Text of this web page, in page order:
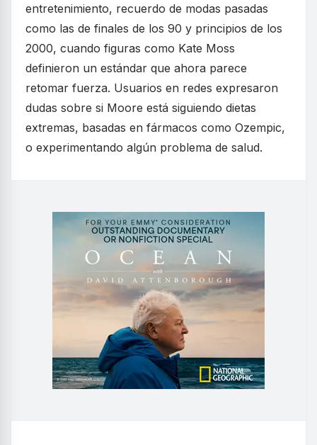
entretenimiento, recuerdo de modas pasadas
como las de finales de los 90 y principios de los
2000, cuando figuras como Kate Moss
definieron un estándar que ahora parece
retomar fuerza. Usuarios en redes expresaron
dudas sobre si Moore está siguiendo dietas
extremas, basadas en fármacos como Ozempic,
o experimentando algún problema de salud.